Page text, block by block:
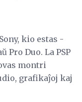
kio estas -
Duo. La PSP
montri
grafikaĵoj kaj